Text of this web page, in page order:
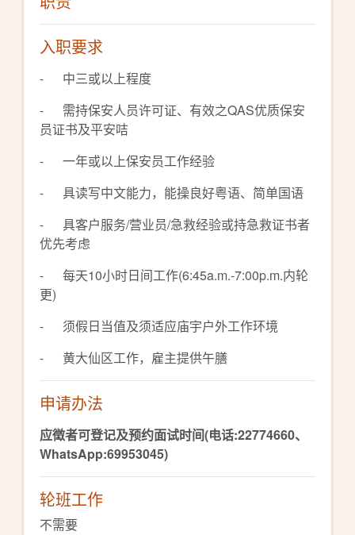
入职要求
- 中三或以上程度
- 需持保安人员许可证、有效之QAS优质保安
员证书及平安咭
- 一年或以上保安员工作经验
- 具读写中文能力，能操良好粤语、简单国语
- 具客户服务/营业员/急救经验或持急救证书者
优先考虑
- 每天10小时日间工作(6:45a.m.-7:00p.m.内轮
更)
- 须假日当值及须适应庙宇户外工作环境
- 黄大仙区工作，雇主提供午膳
申请办法
应徵者可登记及预约面试时间(电话:22774660、
WhatsApp:69953045)
轮班工作
不需要